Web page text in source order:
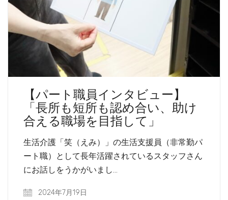
【パート職員インタビュー】
「長所も短所も認め合い、助け
合える職場を目指して」
生活介護「笑（えみ）」の生活支援員（非常勤パ
ート職）として長年活躍されているスタッフさん
にお話しをうかがいまし…
2024年7月19日